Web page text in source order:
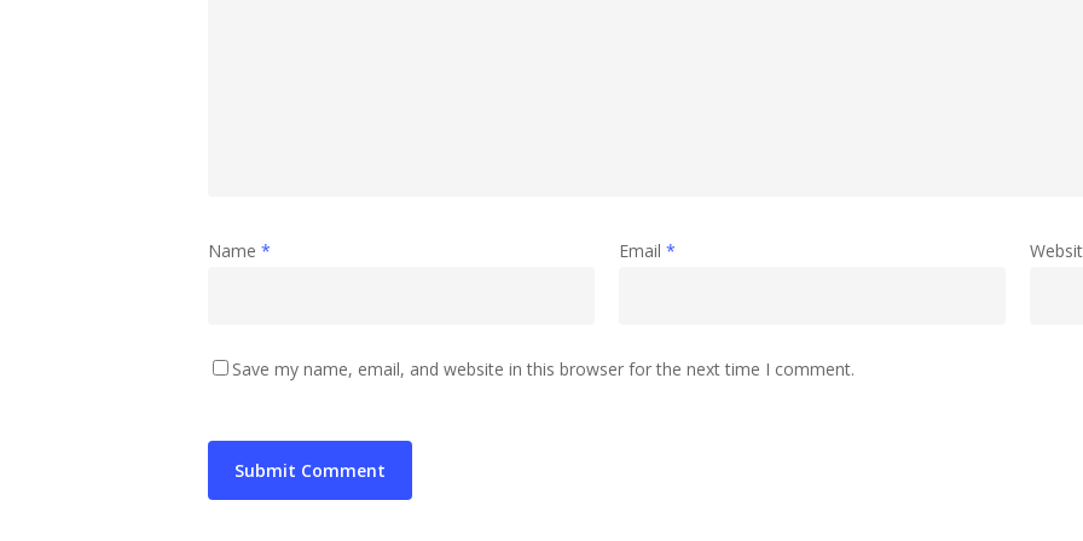
Name * Email *
Save my name, email, and website in this browser for the next time I comment.